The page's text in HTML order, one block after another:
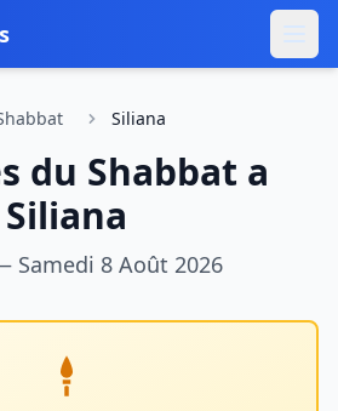
Siliana
du Shabbat a
Siliana
Samedi 8 Août 2026